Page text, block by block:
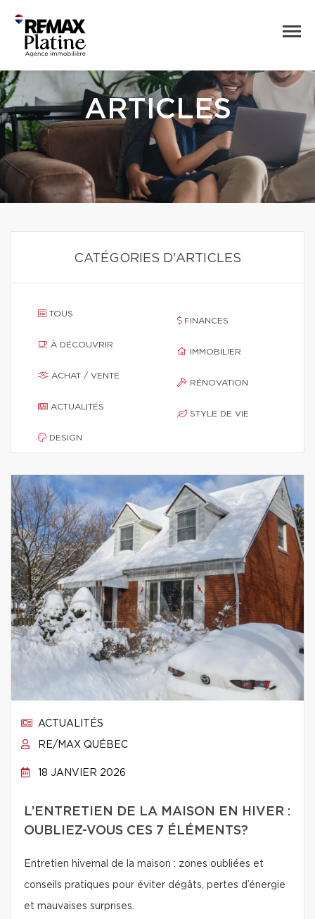
ARTICLES
CATÉGORIES D'ARTICLES
TOUS
À DÉCOUVRIR
ACHAT / VENTE
ACTUALITÉS
DESIGN
FINANCES
IMMOBILIER
RÉNOVATION
STYLE DE VIE
ACTUALITÉS
RE/MAX QUÉBEC
18 JANVIER 2026
L’ENTRETIEN DE LA MAISON EN HIVER :
OUBLIEZ-VOUS CES 7 ÉLÉMENTS?
Entretien hivernal de la maison : zones oubliées et
conseils pratiques pour éviter dégâts, pertes d’énergie
et mauvaises surprises.